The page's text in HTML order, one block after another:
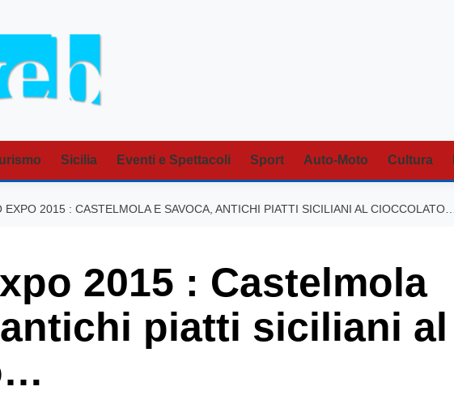
Sicilia Eventi e Spettacoli Sport Auto-Moto Cultura
EXPO 2015 : CASTELMOLA E SAVOCA, ANTICHI PIATTI SICILIANI AL CIOCCOLATO…
2015 : Castelmola
piatti siciliani al